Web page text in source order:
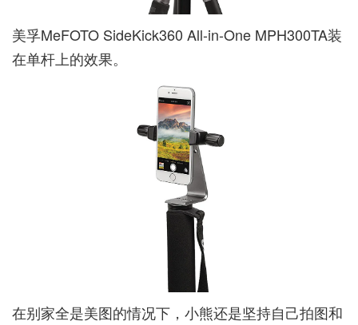
美孚MeFOTO SideKick360 All-in-One MPH300TA装
在单杆上的效果。
在别家全是美图的情况下，小熊还是坚持自己拍图和